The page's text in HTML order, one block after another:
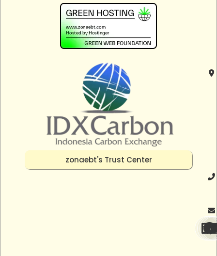
zonaebt's Trust Center